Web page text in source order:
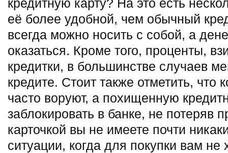
кредитную карту? На это есть
её более удобной, чем обычный
всегда можно носить с собой, а
оказаться. Кроме того, проценты,
кредитки, в большинстве случаев
кредите. Стоит также отметить, что
часто воруют, а похищенную
заблокировать в банке, не потеряв
карточкой вы не имеете почти
ситуации, когда для покупки вам не